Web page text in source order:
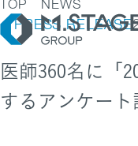
TOP NEWS
PRESS RELEASE
医師360名に「
するアンケー